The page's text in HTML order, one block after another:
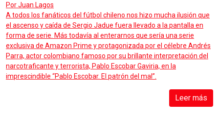
PorJuan Lagos
A todos los fanáticos del fútbol chileno nos hizo mucha ilusión que
el ascenso y caída de Sergio Jadue fuera llevado a la pantalla en
forma de serie. Más todavía al enterarnos que sería una serie
exclusiva de Amazon Prime y protagonizada por el célebre Andrés
Parra, actor colombiano famoso por su brillante interpretación del
narcotraficante y terrorista, Pablo Escobar Gaviria, en la
imprescindible “Pablo Escobar. El patrón del mal”.
Leer más